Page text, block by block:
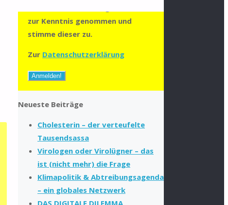
zur Kenntnis genommen und
stimme dieser zu.
Zur Datenschutzerklärung
Neueste Beiträge
Cholesterin – der verteufelte
Tausendsassa
Virologen oder Virolügner – das
ist (nicht mehr) die Frage
Klimapolitik & Abtreibungsagenda
– ein globales Netzwerk
DAS DIGITALE DILEMMA